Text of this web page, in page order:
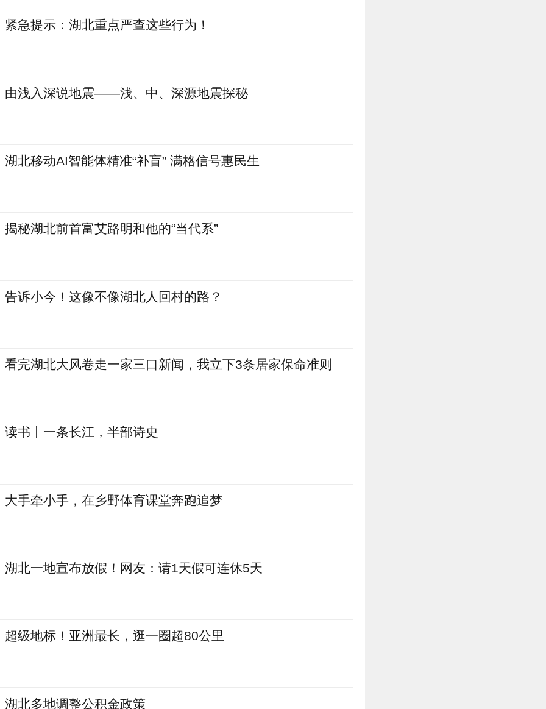
紧急提示：湖北重点严查这些行为！
由浅入深说地震——浅、中、深源地震探秘
湖北移动AI智能体精准“补盲” 满格信号惠民生
揭秘湖北前首富艾路明和他的“当代系”
告诉小今！这像不像湖北人回村的路？
看完湖北大风卷走一家三口新闻，我立下3条居家保命准则
读书丨一条长江，半部诗史
大手牵小手，在乡野体育课堂奔跑追梦
湖北一地宣布放假！网友：请1天假可连休5天
超级地标！亚洲最长，逛一圈超80公里
湖北多地调整公积金政策